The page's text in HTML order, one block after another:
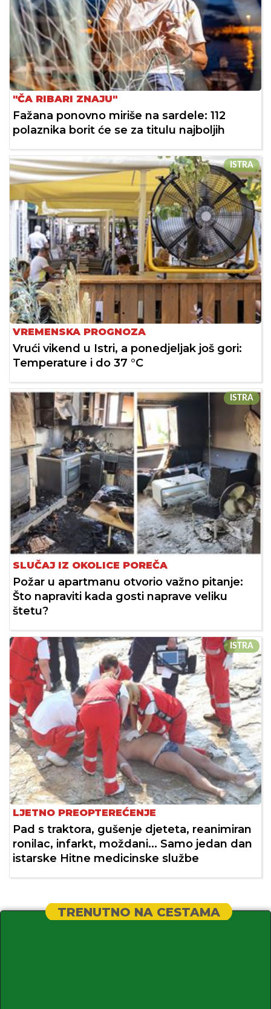
"ČA RIBARI ZNAJU"
Fažana ponovno miriše na sardele: 112
polaznika borit će se za titulu najboljih
ISTRA
VREMENSKA PROGNOZA
Vrući vikend u Istri, a ponedjeljak još gori:
Temperature i do 37 °C
ISTRA
SLUČAJ IZ OKOLICE POREČA
Požar u apartmanu otvorio važno pitanje:
Što napraviti kada gosti naprave veliku
štetu?
ISTRA
LJETNO PREOPTEREĆENJE
Pad s traktora, gušenje djeteta, reanimiran
ronilac, infarkt, moždani... Samo jedan dan
istarske Hitne medicinske službe
TRENUTNO NA CESTAMA